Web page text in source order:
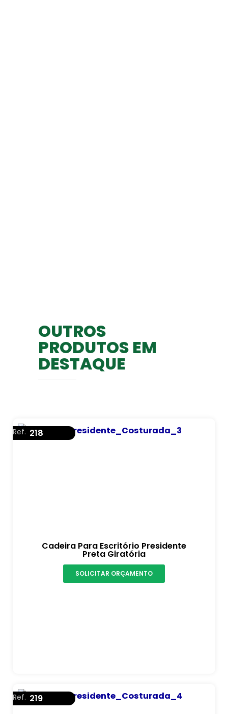
OUTROS
PRODUTOS EM
DESTAQUE
Cadeira Para Escritório Presidente
Preta Giratória
Ref. 218
SOLICITAR ORÇAMENTO
Ref. 219